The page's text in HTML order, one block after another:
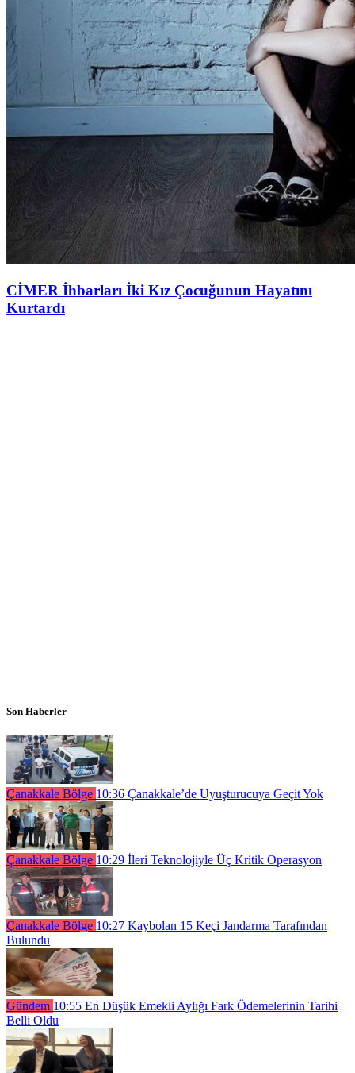
CİMER İhbarları İki Kız Çocuğunun Hayatını
Kurtardı
Son Haberler
Çanakkale Bölge 10:36 Çanakkale’de Uyuşturucuya Geçit Yok
Çanakkale Bölge 10:29 İleri Teknolojiyle Üç Kritik Operasyon
Çanakkale Bölge 10:27 Kaybolan 15 Keçi Jandarma Tarafından
Bulundu
Gündem 10:55 En Düşük Emekli Aylığı Fark Ödemelerinin Tarihi
Belli Oldu